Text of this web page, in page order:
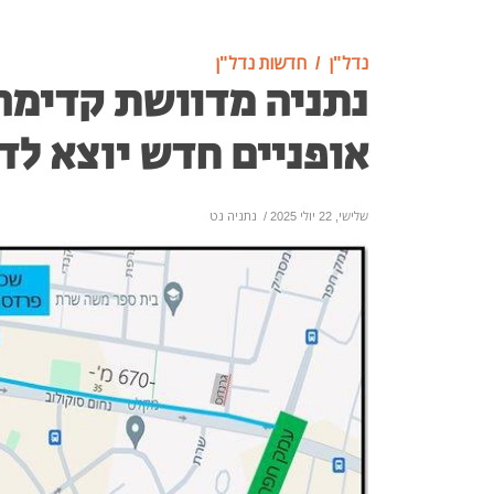
נדל"ן חדשות נדל"ן
נתניה מדוושת
אופניים חדש יוצא
שלישי, 22 יולי 2025 / נתניה נט